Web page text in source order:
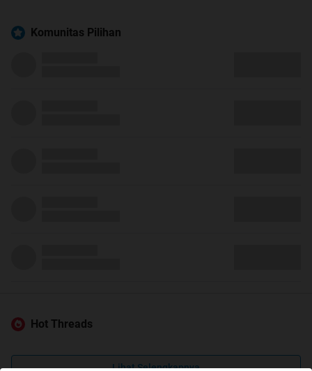
Komunitas Pilihan
Hot Threads
Lihat Selengkapnya